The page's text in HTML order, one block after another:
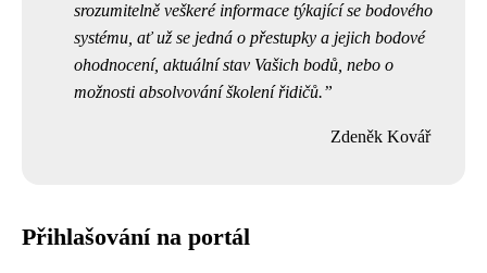
srozumitelně veškeré informace týkající se bodového
systému, ať už se jedná o přestupky a jejich bodové
ohodnocení, aktuální stav Vašich bodů, nebo o
možnosti absolvování školení řidičů.
Zdeněk Kovář
Přihlašování na portál